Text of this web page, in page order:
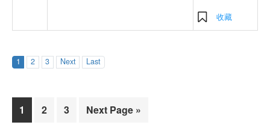
收藏
1 2 3 Next Last
Page
1 Page
2 Page
3 Next Page »